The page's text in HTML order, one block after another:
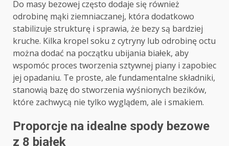
Do masy bezowej często dodaje się również
odrobinę mąki ziemniaczanej, która dodatkowo
stabilizuje strukturę i sprawia, że bezy są bardziej
kruche. Kilka kropel soku z cytryny lub odrobinę octu
można dodać na początku ubijania białek, aby
wspomóc proces tworzenia sztywnej piany i zapobiec
jej opadaniu. Te proste, ale fundamentalne składniki,
stanowią bazę do stworzenia wyśnionych bezików,
które zachwycą nie tylko wyglądem, ale i smakiem.
Proporcje na idealne spody bezowe
z 8 białek